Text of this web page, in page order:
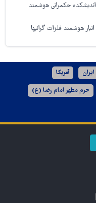
اندیشکده حکمرانی هوشمند
انبار هوشمند فلزات گرانبها
ایران آمریکا
حرم مطهر امام رضا (ع)